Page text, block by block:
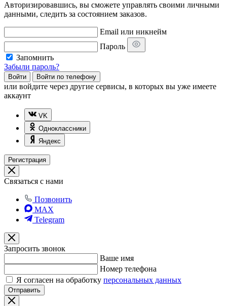
Авторизировавшись, вы сможете управлять своими личными
данными, следить за состоянием заказов.
Email или никнейм
Пароль
Запомнить
Забыли пароль?
Войти Войти по телефону
или войдите через другие сервисы, в которых вы уже имеете
аккаунт
VK
Одноклассники
Яндекс
Регистрация
Связаться с нами
Позвонить
MAX
Telegram
Запросить звонок
Ваше имя
Номер телефона
Я согласен на обработку персональных данных
Отправить